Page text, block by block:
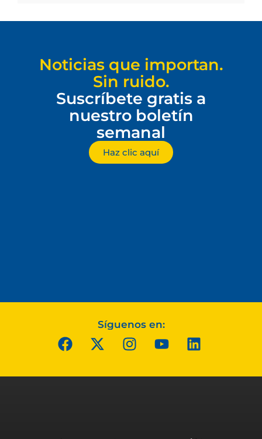
Noticias que importan.
Sin ruido.
Suscríbete gratis a
nuestro boletín
semanal
Haz clic aquí
Síguenos en: